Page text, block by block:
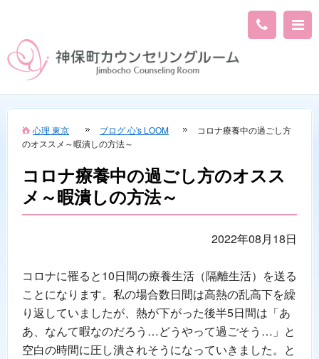
心理 東京 ブログ 心's LOOM
コロナ療養中の過ごし方
のオススメ～暇潰しの方法～
コロナ療養中の過ごし方のオスス
メ～暇潰しの方法～
2022年08月18日
コロナに罹ると10日間の療養生活（隔離生活）を送る
ことになります。私の場合数日間は高熱の乱高下を繰
り返していましたが、熱が下がった後半5日間は「あ
あ、なんて暇なのだろう…どうやって過ごそう…」と
空白の時間に圧し潰されそうになっていきました。と